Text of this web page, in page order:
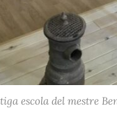
escola del mestre